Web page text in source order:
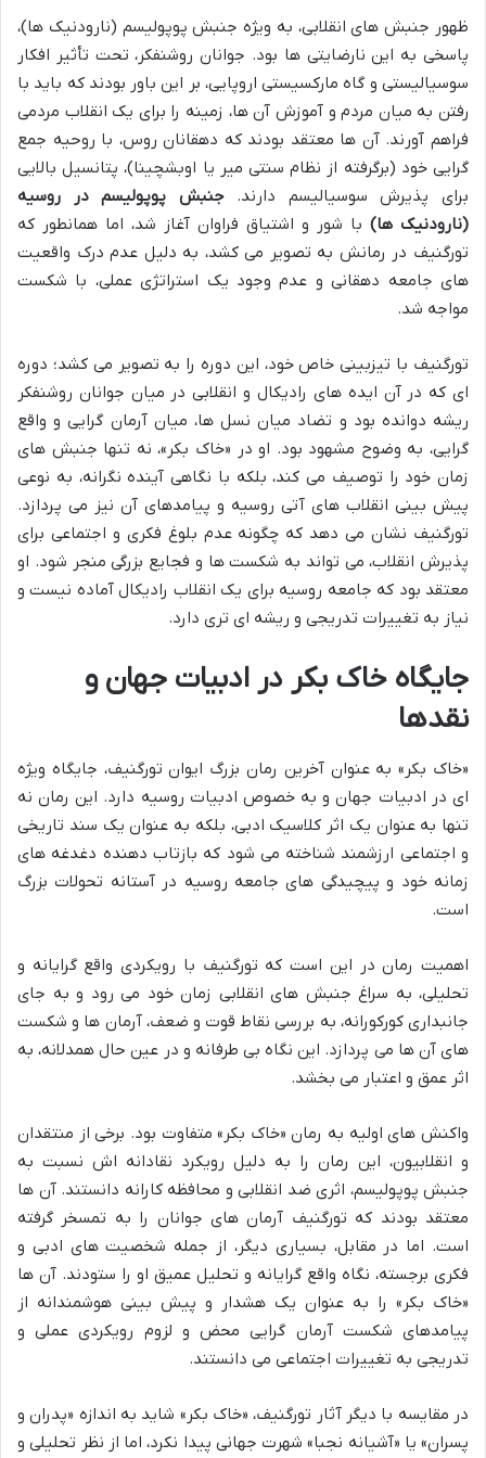
ظهور جنبش های انقلابی، به ویژه جنبش پوپولیسم (نارودنیک ها)،
پاسخی به این نارضایتی ها بود. جوانان روشنفکر، تحت تأثیر افکار
سوسیالیستی و گاه مارکسیستی اروپایی، بر این باور بودند که باید با
رفتن به میان مردم و آموزش آن ها، زمینه را برای یک انقلاب مردمی
فراهم آورند. آن ها معتقد بودند که دهقانان روس، با روحیه جمع
گرایی خود (برگرفته از نظام سنتی میر یا اوبشچینا)، پتانسیل بالایی
برای پذیرش سوسیالیسم دارند.جنبش پوپولیسم در روسیه
(نارودنیک ها) با شور و اشتیاق فراوان آغاز شد، اما همانطور که
تورگنیف در رمانش به تصویر می کشد، به دلیل عدم درک واقعیت
های جامعه دهقانی و عدم وجود یک استراتژی عملی، با شکست
مواجه شد.
تورگنیف با تیزبینی خاص خود، این دوره را به تصویر می کشد؛ دوره
ای که در آن ایده های رادیکال و انقلابی در میان جوانان روشنفکر
ریشه دوانده بود و تضاد میان نسل ها، میان آرمان گرایی و واقع
گرایی، به وضوح مشهود بود. او در «خاک بکر»، نه تنها جنبش های
زمان خود را توصیف می کند، بلکه با نگاهی آینده نگرانه، به نوعی
پیش بینی انقلاب های آتی روسیه و پیامدهای آن نیز می پردازد.
تورگنیف نشان می دهد که چگونه عدم بلوغ فکری و اجتماعی برای
پذیرش انقلاب، می تواند به شکست ها و فجایع بزرگی منجر شود. او
معتقد بود که جامعه روسیه برای یک انقلاب رادیکال آماده نیست و
نیاز به تغییرات تدریجی و ریشه ای تری دارد.
جایگاه خاک بکر در ادبیات جهان و
نقدها
«خاک بکر» به عنوان آخرین رمان بزرگ ایوان تورگنیف، جایگاه ویژه
ای در ادبیات جهان و به خصوص ادبیات روسیه دارد. این رمان نه
تنها به عنوان یک اثر کلاسیک ادبی، بلکه به عنوان یک سند تاریخی
و اجتماعی ارزشمند شناخته می شود که بازتاب دهنده دغدغه های
زمانه خود و پیچیدگی های جامعه روسیه در آستانه تحولات بزرگ
است.
اهمیت رمان در این است که تورگنیف با رویکردی واقع گرایانه و
تحلیلی، به سراغ جنبش های انقلابی زمان خود می رود و به جای
جانبداری کورکورانه، به بررسی نقاط قوت و ضعف، آرمان ها و شکست
های آن ها می پردازد. این نگاه بی طرفانه و در عین حال همدلانه، به
اثر عمق و اعتبار می بخشد.
واکنش های اولیه به رمان «خاک بکر» متفاوت بود. برخی از منتقدان
و انقلابیون، این رمان را به دلیل رویکرد نقادانه اش نسبت به
جنبش پوپولیسم، اثری ضد انقلابی و محافظه کارانه دانستند. آن ها
معتقد بودند که تورگنیف آرمان های جوانان را به تمسخر گرفته
است. اما در مقابل، بسیاری دیگر، از جمله شخصیت های ادبی و
فکری برجسته، نگاه واقع گرایانه و تحلیل عمیق او را ستودند. آن ها
«خاک بکر» را به عنوان یک هشدار و پیش بینی هوشمندانه از
پیامدهای شکست آرمان گرایی محض و لزوم رویکردی عملی و
تدریجی به تغییرات اجتماعی می دانستند.
در مقایسه با دیگر آثار تورگنیف، «خاک بکر» شاید به اندازه «پدران و
پسران» یا «آشیانه نجبا» شهرت جهانی پیدا نکرد، اما از نظر تحلیلی و